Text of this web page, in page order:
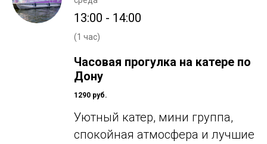
13:00 - 14:00
(1 час)
Часовая прогулка на катере по
Дону
1290 руб.
Уютный катер, мини группа,
спокойная атмосфера и лучшие